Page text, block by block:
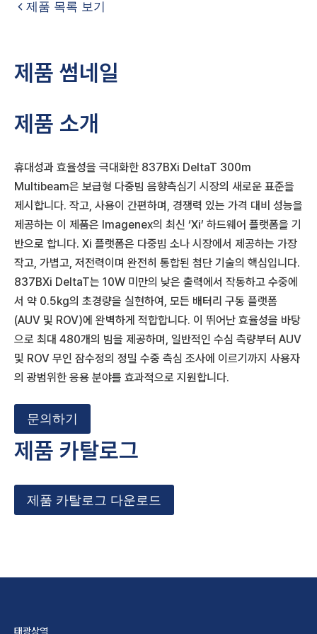
제품 목록 보기
제품 썸네일
제품 소개
휴대성과 효율성을 극대화한 837BXi DeltaT 300m
Multibeam은 보급형 다중빔 음향측심기 시장의 새로운 표준을
제시합니다. 작고, 사용이 간편하며, 경쟁력 있는 가격 대비 성능을
제공하는 이 제품은 Imagenex의 최신 ‘Xi’ 하드웨어 플랫폼을 기
반으로 합니다. Xi 플랫폼은 다중빔 소나 시장에서 제공하는 가장
작고, 가볍고, 저전력이며 완전히 통합된 첨단 기술의 핵심입니다.
837BXi DeltaT는 10W 미만의 낮은 출력에서 작동하고 수중에
서 약 0.5kg의 초경량을 실현하여, 모든 배터리 구동 플랫폼
(AUV 및 ROV)에 완벽하게 적합합니다. 이 뛰어난 효율성을 바탕
으로 최대 480개의 빔을 제공하며, 일반적인 수심 측량부터 AUV
및 ROV 무인 잠수정의 정밀 수중 측심 조사에 이르기까지 사용자
의 광범위한 응용 분야를 효과적으로 지원합니다.
문의하기
제품 카탈로그
제품 카탈로그 다운로드
태광상역